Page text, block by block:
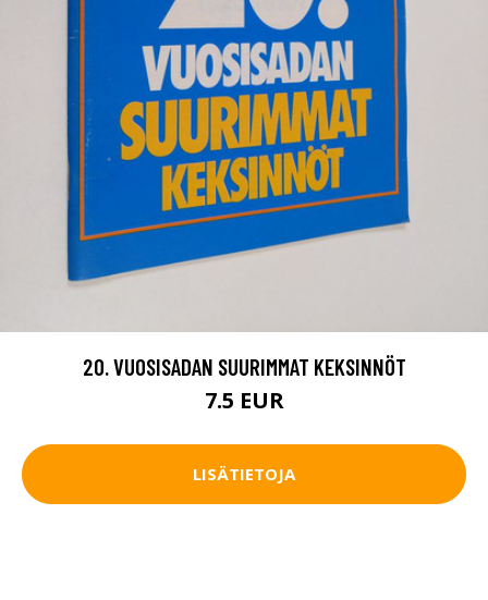
20. VUOSISADAN SUURIMMAT KEKSINNÖT
7.5 EUR
LISÄTIETOJA